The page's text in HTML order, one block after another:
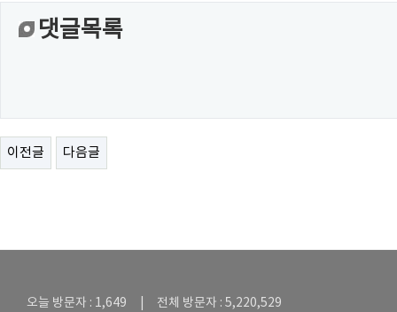
댓글목록
이전글 다음글
오늘 방문자 : 1,649 | 전체 방문자 : 5,220,529